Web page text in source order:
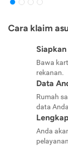
Cara klaim
Bawa
rekanan.
Data
Rumah
data
Anda